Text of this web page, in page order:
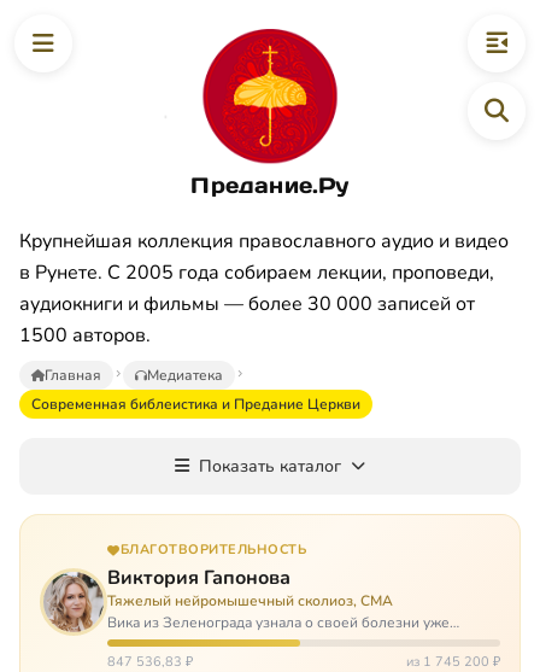
Предание.Ру
Крупнейшая коллекция православного аудио и видео
в Рунете. С 2005 года собираем лекции, проповеди,
аудиокниги и фильмы — более 30 000 записей от
1500 авторов.
Главная
Медиатека
Современная библеистика и Предание Церкви
Показать каталог
БЛАГОТВОРИТЕЛЬНОСТЬ
Виктория Гапонова
Тяжелый нейромышечный сколиоз, СМА
Вика из Зеленограда узнала о своей болезни уже
будучи в сознательном возрасте. Ей пришлось
привыкать к инвалидной коляске и сильнейшему
847 536,83 ₽ из 1 745 200 ₽